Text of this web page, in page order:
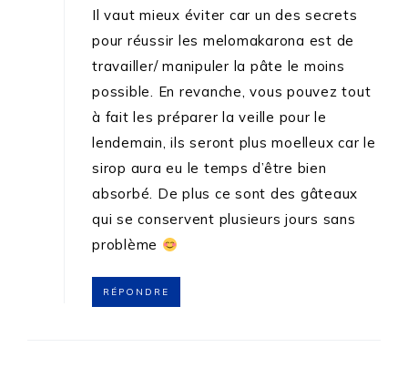
Il vaut mieux éviter car un des secrets
pour réussir les melomakarona est de
travailler/ manipuler la pâte le moins
possible. En revanche, vous pouvez tout
à fait les préparer la veille pour le
lendemain, ils seront plus moelleux car le
sirop aura eu le temps d’être bien
absorbé. De plus ce sont des gâteaux
qui se conservent plusieurs jours sans
problème
RÉPONDRE